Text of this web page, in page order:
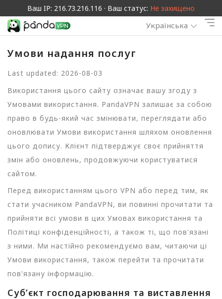
Ваш IP: 216.73.216.116 · Ваш статус: Не захищено
Українська
Умови надання послуг
Last updated: 2026-08-03
Використання цього сайту означає вашу згоду з
Умовами використання. PandaVPN залишає за собою
право в будь-який час змінювати, переглядати або
оновлювати Умови використання шляхом оновлення
цього допису. Клієнт підтверджує своє прийняття
змін або оновлень, продовжуючи користуватися
сайтом.
Перед використанням цього VPN або перед тим, як
стати учасником PandaVPN, ви повинні прочитати та
прийняти всі умови в цих Умовах використання та
Політиці конфіденційності, а також ті, що пов'язані
з ними. Ми настійно рекомендуємо вам, читаючи ці
Умови використання, також перейти та прочитати
пов'язану інформацію.
Суб’єкт господарювання та виставлення